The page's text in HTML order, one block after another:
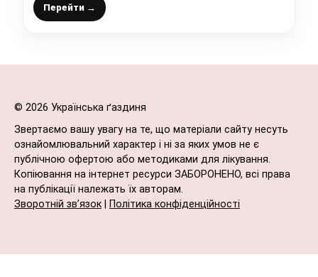
Перейти →
© 2026 Українська ґаздиня
Звертаємо вашу увагу на те, що матеріали сайту несуть
ознайомлювальний характер і ні за яких умов не є
публічною офертою або методиками для лікування.
Копіювання на інтернет ресурси ЗАБОРОНЕНО, всі права
на публікації належать їх авторам.
Зворотній зв’язок
Політика конфіденційності